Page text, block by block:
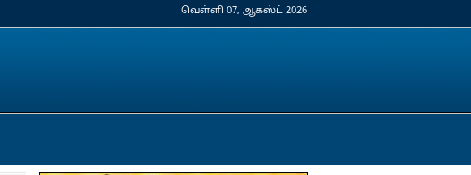
வெள்ளி 07, ஆகஸ்ட் 2026